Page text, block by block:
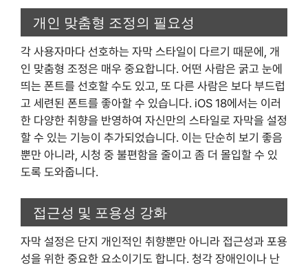
개인 맞춤형 조정의 필요성
각 사용자마다 선호하는 자막 스타일이 다르기 때문에, 개
인 맞춤형 조정은 매우 중요합니다. 어떤 사람은 굵고 눈에
띄는 폰트를 선호할 수도 있고, 또 다른 사람은 보다 부드럽
고 세련된 폰트를 좋아할 수 있습니다. iOS 18에서는 이러
한 다양한 취향을 반영하여 자신만의 스타일로 자막을 설정
할 수 있는 기능이 추가되었습니다. 이는 단순히 보기 좋음
뿐만 아니라, 시청 중 불편함을 줄이고 좀 더 몰입할 수 있
도록 도와줍니다.
접근성 및 포용성 강화
자막 설정은 단지 개인적인 취향뿐만 아니라 접근성과 포용
성을 위한 중요한 요소이기도 합니다. 청각 장애인이나 난